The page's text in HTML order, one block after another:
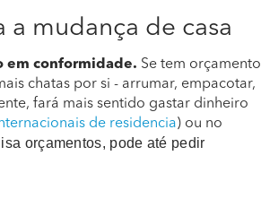
a mudança de casa
em conformidade. Se tem orçamento
chatas por si - arrumar, empacotar,
fará mais sentido gastar dinheiro
de residencia) ou no
orçamentos, pode até pedir